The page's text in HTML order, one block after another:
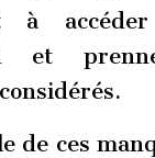
à
et
de ces